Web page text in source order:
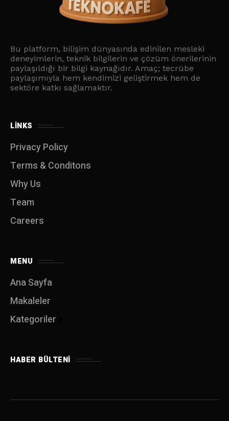
Bu platform, bilişim dünyasında edinilen mesleki
deneyimlerin, teknik bilgilerin ve çözüm önerilerinin
paylaşıldığı bir bilgi kaynağıdır. Amaç; tecrübe
paylaşımıyla hem kendimizi geliştirmek hem de
sektöre katkı sağlamaktır.
LINKS
Privacy Policy
Terms & Conditons
Why Us
Team
Careers
MENU
Ana Sayfa
Makaleler
Kategoriler
HABER BÜLTENI